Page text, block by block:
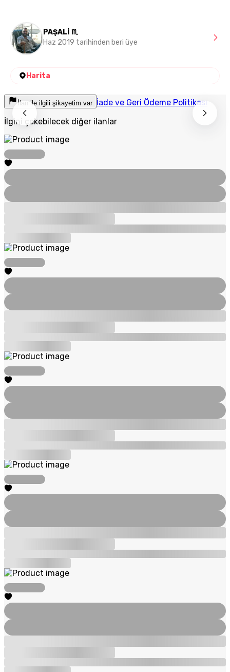
PAŞALİ ♏
Haz 2019 tarihinden beri üye
Harita
İlan ile ilgili şikayetim var İade ve Geri Ödeme Politikası
İlgini çekebilecek diğer ilanlar